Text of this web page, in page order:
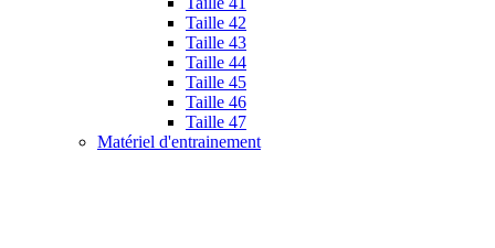
Taille 42
Taille 43
Taille 44
Taille 45
Taille 46
Taille 47
Matériel d'entrainement